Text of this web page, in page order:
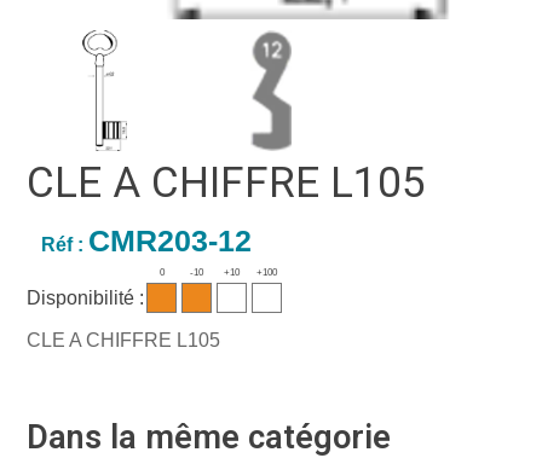
CLE A CHIFFRE L105
Réf : CMR203-12
Disponibilité :
0 -10 +10 +100
CLE A CHIFFRE L105
Dans la même catégorie